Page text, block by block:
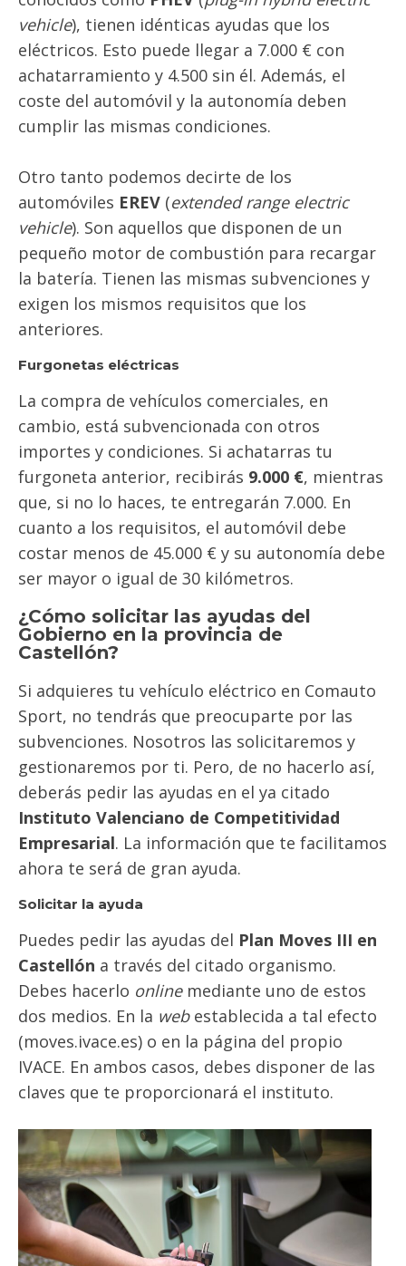
vehicle), tienen idénticas ayudas que los
eléctricos. Esto puede llegar a 7.000 € con
achatarramiento y 4.500 sin él. Además, el
coste del automóvil y la autonomía deben
cumplir las mismas condiciones.
Otro tanto podemos decirte de los
automóviles EREV (extended range electric
vehicle). Son aquellos que disponen de un
pequeño motor de combustión para recargar
la batería. Tienen las mismas subvenciones y
exigen los mismos requisitos que los
anteriores.
Furgonetas eléctricas
La compra de vehículos comerciales, en
cambio, está subvencionada con otros
importes y condiciones. Si achatarras tu
furgoneta anterior, recibirás 9.000 €, mientras
que, si no lo haces, te entregarán 7.000. En
cuanto a los requisitos, el automóvil debe
costar menos de 45.000 € y su autonomía debe
ser mayor o igual de 30 kilómetros.
¿Cómo solicitar las ayudas del
Gobierno en la provincia de
Castellón?
Si adquieres tu vehículo eléctrico en Comauto
Sport, no tendrás que preocuparte por las
subvenciones. Nosotros las solicitaremos y
gestionaremos por ti. Pero, de no hacerlo así,
deberás pedir las ayudas en el ya citado
Instituto Valenciano de Competitividad
Empresarial. La información que te facilitamos
ahora te será de gran ayuda.
Solicitar la ayuda
Puedes pedir las ayudas del Plan Moves III en
Castellón a través del citado organismo.
Debes hacerlo onlinemediante uno de estos
dos medios. En la web establecida a tal efecto
(moves.ivace.es) o en la página del propio
IVACE. En ambos casos, debes disponer de las
claves que te proporcionará el instituto.